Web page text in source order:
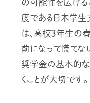
の可能性を広げる
度である日本学生
は、高校3年生の
前になって慌てな
奨学金の基本的
くことが大切です。